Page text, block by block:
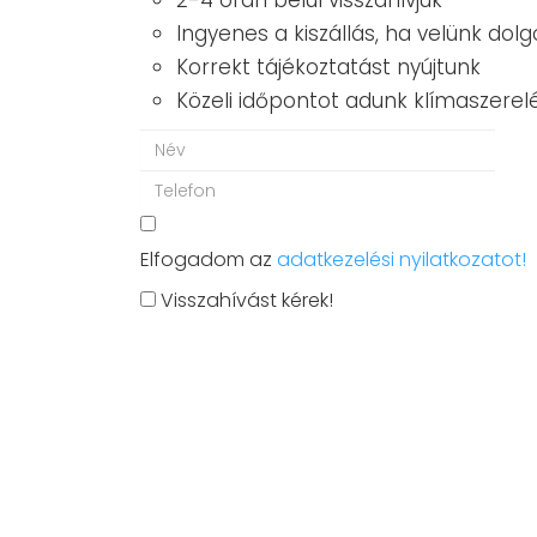
Ingyenes a kiszállás, ha velünk
Korrekt tájékoztatást nyújtunk
Közeli időpontot adunk
Elfogadom az adatkezelési nyilatkozatot!
Visszahívást kérek!